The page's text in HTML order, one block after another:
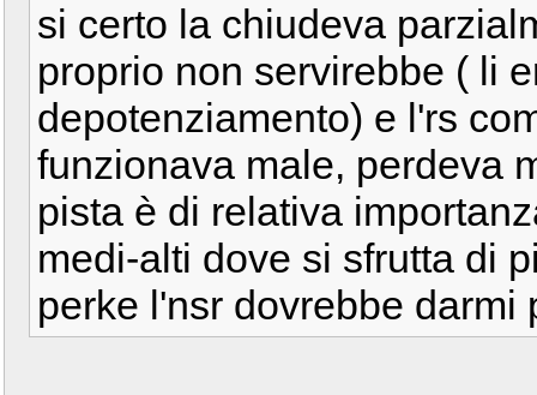
si certo la chiudeva
proprio non servirebbe ( li
depotenziamento) e l'rs
funzionava male, perdeva
pista è di relativa
medi-alti dove si sfrutta di
perke l'nsr dovrebbe